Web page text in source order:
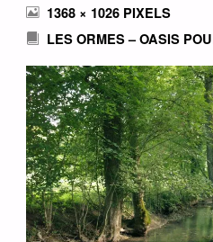
FULL
SIZE
1368 × 1026 PIXELS
LES ORMES – OASIS